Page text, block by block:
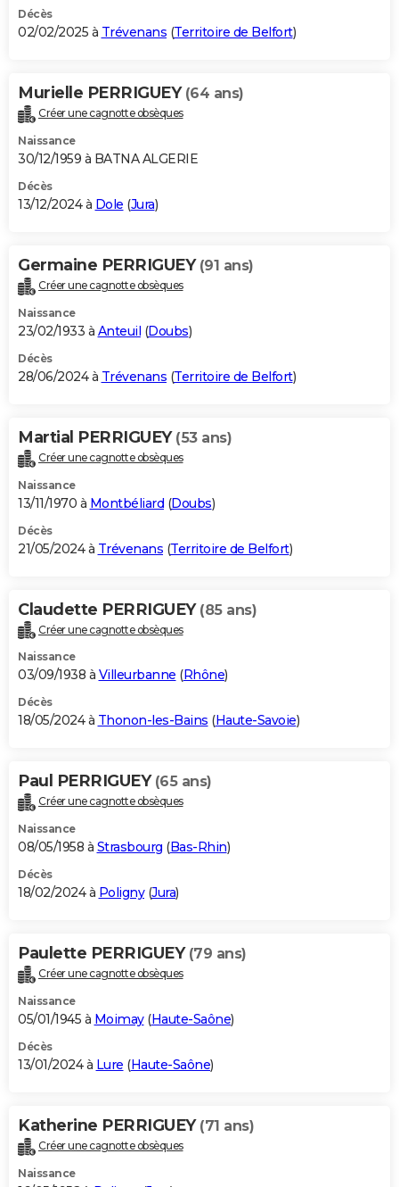
Décès
02/02/2025 à Trévenans (Territoire de Belfort)
Murielle PERRIGUEY (64 ans)
Créer une cagnotte obsèques
Naissance
30/12/1959 à BATNA ALGERIE
Décès
13/12/2024 à Dole (Jura)
Germaine PERRIGUEY (91 ans)
Créer une cagnotte obsèques
Naissance
23/02/1933 à Anteuil (Doubs)
Décès
28/06/2024 à Trévenans (Territoire de Belfort)
Martial PERRIGUEY (53 ans)
Créer une cagnotte obsèques
Naissance
13/11/1970 à Montbéliard (Doubs)
Décès
21/05/2024 à Trévenans (Territoire de Belfort)
Claudette PERRIGUEY (85 ans)
Créer une cagnotte obsèques
Naissance
03/09/1938 à Villeurbanne (Rhône)
Décès
18/05/2024 à Thonon-les-Bains (Haute-Savoie)
Paul PERRIGUEY (65 ans)
Créer une cagnotte obsèques
Naissance
08/05/1958 à Strasbourg (Bas-Rhin)
Décès
18/02/2024 à Poligny(Jura)
Paulette PERRIGUEY (79 ans)
Créer une cagnotte obsèques
Naissance
05/01/1945 à Moimay(Haute-Saône)
Décès
13/01/2024 à Lure (Haute-Saône)
Katherine PERRIGUEY (71 ans)
Créer une cagnotte obsèques
Naissance